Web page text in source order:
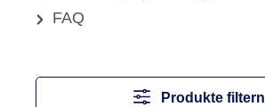
FAQ
Produkte filtern